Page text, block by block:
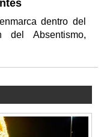
dentro del
del Absentismo,